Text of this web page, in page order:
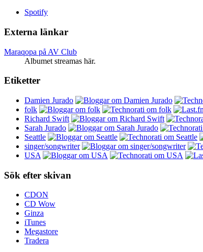
Spotify
Externa länkar
Maraqopa på AV Club
Albumet streamas här.
Etiketter
Damien Jurado
folk
Richard Swift
Sarah Jurado
Seattle
singer/songwriter
USA
Sök efter skivan
CDON
CD Wow
Ginza
iTunes
Megastore
Tradera